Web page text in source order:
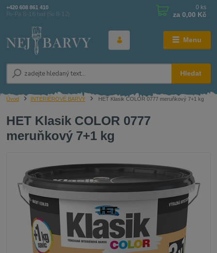
Menu
Hledat
+420 608 861 410
Po-Pá 8-16 hod (So 8-12)
0 ks
za 0,00 Kč
Úvod INTERIÉROVÉ BARVY HET Klasik COLOR 0777 meruňkový 7+1 kg
HET Klasik COLOR 0777
meruňkový 7+1 kg